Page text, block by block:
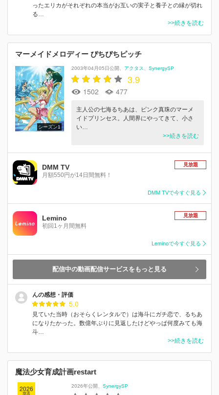
ったエリカがそれぞれの本当がお互いの実子と養子との縁が切れ
る…
>>続きを読む
マーメイドメロディー ぴちぴちピッチ
シーズン1
2003年04月05日公開 アクタス SynergySP
3.9
1502 477
主人公の七海るちあは、ピンク真珠のマーメ
イドプリンセス。人間界にやってきて、小さ
い…
>>続きを読む
DMM TV
月額550円が14日間無料！
見放題
DMM TVで今すぐ見る
Lemino
初回1ヶ月間無料
見放題
Leminoで今すぐ見る
配信中の動画配信サービスをもっと見る
んの感想・評価
5.0
見ていた当時（おそらくレンタルで）は海斗にガチ恋で、るちあ
になりたかった。数億年ぶりに見返したけどやっぱ何度みても海
斗…
>>続きを読む
魔法少女育成計画restart
2026
放送
2026年公開 SynergySP